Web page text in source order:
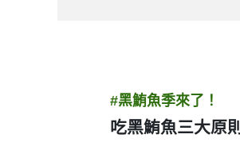
#黑鮪魚季來了！
吃黑鮪魚三大原則